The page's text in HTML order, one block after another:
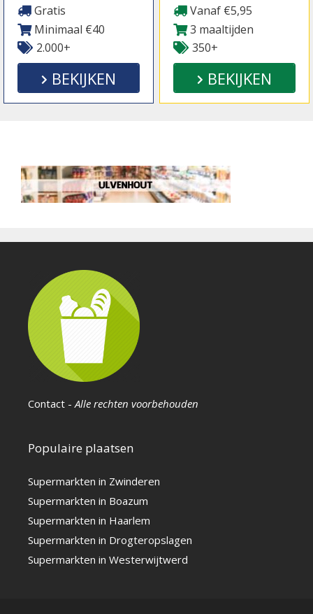
Gratis
Minimaal €40
2.000+
BEKIJKEN
Vanaf €5,95
3 maaltijden
350+
BEKIJKEN
Contact - Alle rechten voorbehouden
Populaire plaatsen
Supermarkten in Zwinderen
Supermarkten in Boazum
Supermarkten in Haarlem
Supermarkten in Drogteropslagen
Supermarkten in Westerwijtwerd